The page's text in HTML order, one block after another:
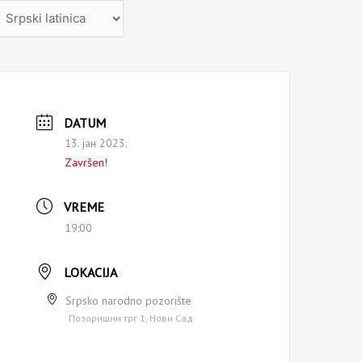
DATUM
13. јан 2023.
Završen!
VREME
19:00
LOKACIJA
Srpsko narodno pozorište
Позоришни трг 1, Нови Сад